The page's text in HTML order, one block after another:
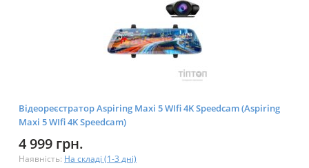
Відеореєстратор Aspiring Maxi 5 WIfi 4K Speedcam (Aspiring
Maxi 5 WIfi 4K Speedcam)
4 999 грн.
Наявність: На складі (1-3 дні)